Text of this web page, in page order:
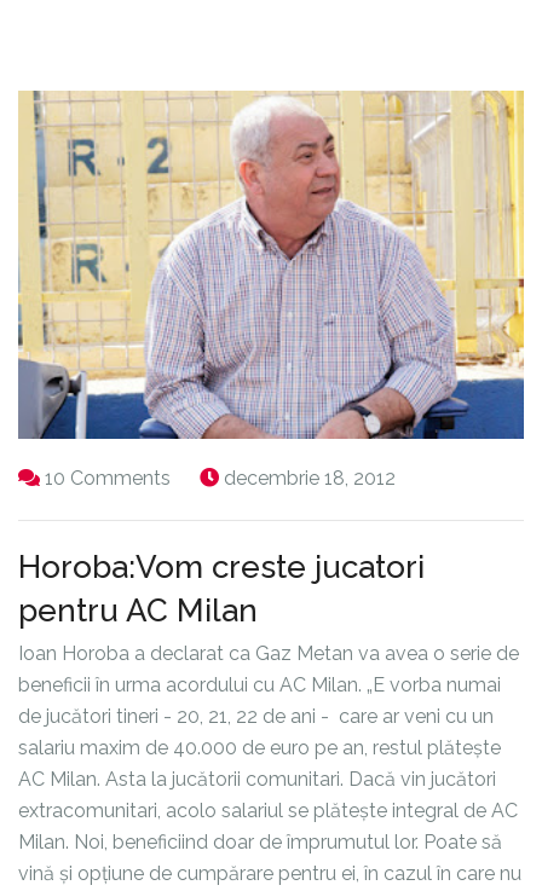
10 Comments decembrie 18, 2012
Horoba:Vom creste jucatori
pentru AC Milan
Ioan Horoba a declarat ca Gaz Metan va avea o serie de
beneficii în urma acordului cu AC Milan. „E vorba numai
de jucători tineri - 20, 21, 22 de ani - care ar veni cu un
salariu maxim de 40.000 de euro pe an, restul plătește
AC Milan. Asta la jucătorii comunitari. Dacă vin jucători
extracomunitari, acolo salariul se plătește integral de AC
Milan. Noi, beneficiind doar de împrumutul lor. Poate să
vină și opțiune de cumpărare pentru ei, în cazul în care nu